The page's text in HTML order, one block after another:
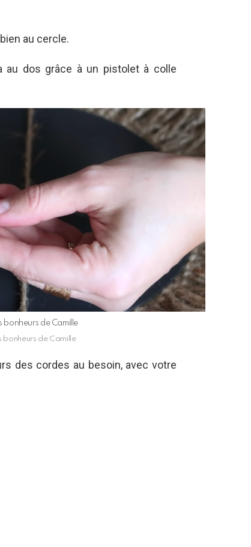
au cercle.
au dos grâce à un pistolet à colle
bonheurs de Camille
bonheurs de Camille
des cordes au besoin, avec votre